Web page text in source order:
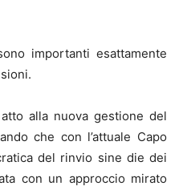
importanti esattamente
alla nuova gestione del
che con l’attuale Capo
del rinvio sine die dei
con un approccio mirato